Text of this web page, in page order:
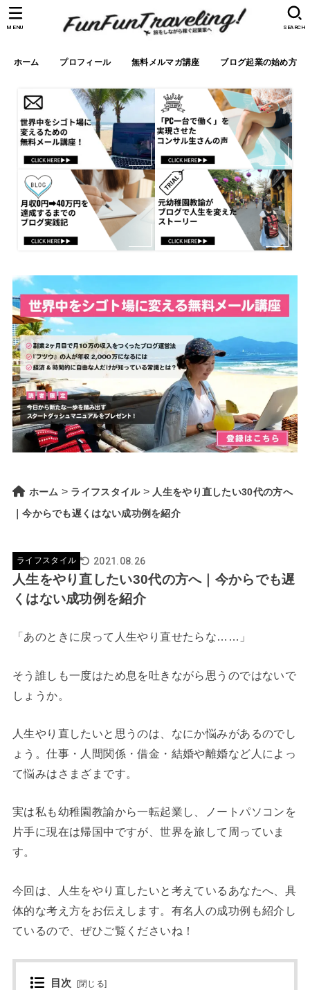
ホーム プロフィール 無料メルマガ講座 ブログ起業の始め方
SEARCH
MENU
ホーム > ライフスタイル> 人生をやり直したい30代の方へ
｜今からでも遅くはない成功例を紹介
ライフスタイル 2021.08.26
人生をやり直したい30代の方へ｜今からでも遅
くはない成功例を紹介
「あのときに戻って人生やり直せたらな……」
そう誰しも一度はため息を吐きながら思うのではないで
しょうか。
人生やり直したいと思うのは、なにか悩みがあるのでし
ょう。仕事・人間関係・借金・結婚や離婚など人によっ
て悩みはさまざまです。
実は私も幼稚園教諭から一転起業し、ノートパソコンを
片手に現在は帰国中ですが、世界を旅して周っていま
す。
今回は、人生をやり直したいと考えているあなたへ、具
体的な考え方をお伝えします。有名人の成功例も紹介し
ているので、ぜひご覧くださいね！
目次 [閉じる]